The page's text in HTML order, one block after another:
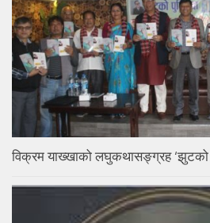
विक्रम याख्खाको लघुकथासङ्ग्रह ‘झुटको